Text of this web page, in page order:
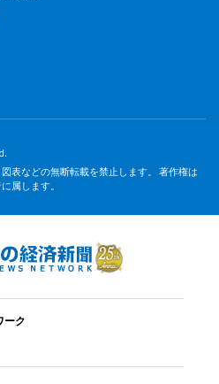
表などの無断転載を禁止します。 著作権は
属します。
ーク